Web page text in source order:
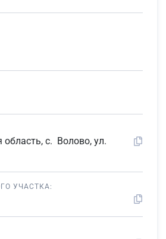
область, с. Волово, ул.
УЧАСТКА: